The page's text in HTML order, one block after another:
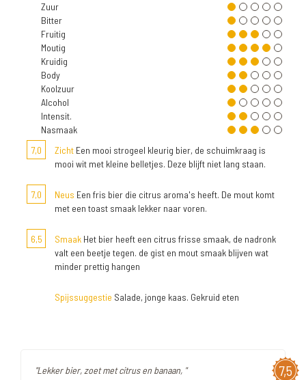
Zuur
Bitter
Fruitig
Moutig
Kruidig
Body
Koolzuur
Alcohol
Intensit.
Nasmaak
7,0
Zicht Een mooi strogeel kleurig bier, de schuimkraag is
mooi wit met kleine belletjes. Deze blijft niet lang staan.
7,0 Neus Een fris bier die citrus aroma's heeft. De mout komt
met een toast smaak lekker naar voren.
6,5 Smaak Het bier heeft een citrus frisse smaak, de nadronk
valt een beetje tegen. de gist en mout smaak blijven wat
minder prettig hangen
Spijssuggestie Salade, jonge kaas. Gekruid eten
7,5
"Lekker bier, zoet met citrus en banaan, "